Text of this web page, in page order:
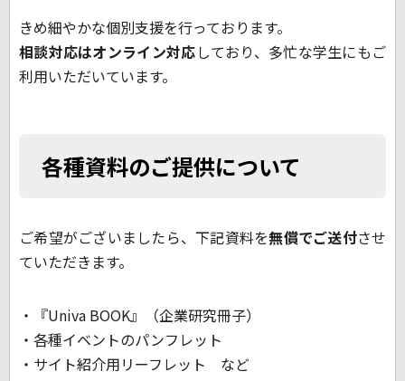
きめ細やかな個別支援を行っております。
相談対応はオンライン対応しており、多忙な学生にもご
利用いただいています。
各種資料のご提供について
ご希望がございましたら、下記資料を無償でご送付させ
ていただきます。
・『Univa BOOK』（企業研究冊子）
・各種イベントのパンフレット
・サイト紹介用リーフレット など